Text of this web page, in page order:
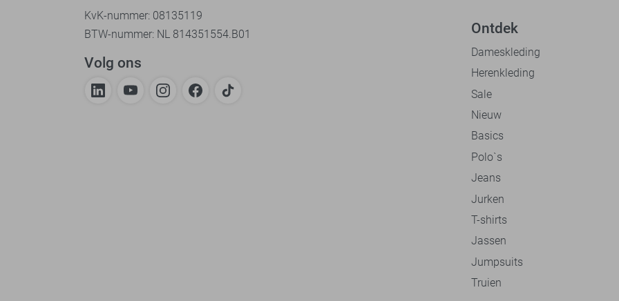
KvK-nummer: 08135119
BTW-nummer: NL 814351554.B01
Volg ons
Ontdek
Dameskleding
Herenkleding
Sale
Nieuw
Basics
Polo`s
Jeans
Jurken
T-shirts
Jassen
Jumpsuits
Truien